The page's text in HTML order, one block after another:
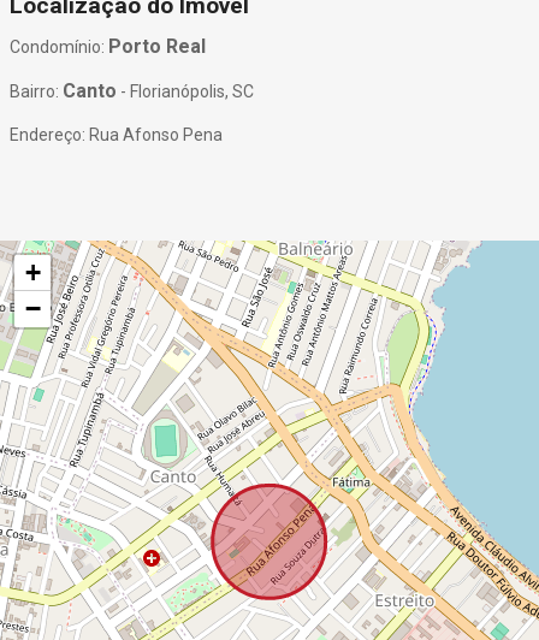
Condomínio: Porto Real
Bairro: Canto - Florianópolis, SC
Endereço: Rua Afonso Pena
+
−